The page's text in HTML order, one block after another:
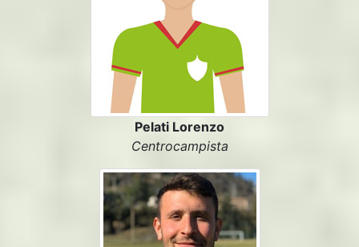
Pelati Lorenzo
Centrocampista